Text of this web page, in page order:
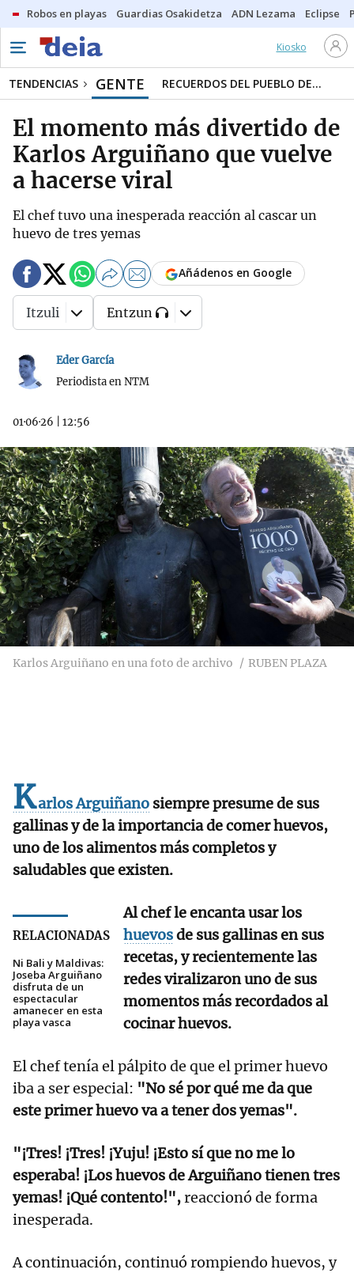
Robos en playas Guardias Osakidetza ADN Lezama Eclipse
Kiosko
TENDENCIAS GENTE RECUERDOS DEL PUEBLO DE...
El momento más divertido de
Karlos Arguiñano que vuelve
a hacerse viral
El chef tuvo una inesperada reacción al cascar un
huevo de tres yemas
Eder García
Periodista en NTM
01·06·26 12:56
Añádenos en Google
Itzuli Entzun
Karlos Arguiñano en una foto de archivo RUBEN PLAZA
Karlos Arguiñano siempre presume de sus
gallinas y de la importancia de comer huevos,
uno de los alimentos más completos y
saludables que existen.
RELACIONADAS
Ni Bali y Maldivas:
Joseba Arguiñano
disfruta de un
espectacular
amanecer en esta
playa vasca
Al chef le encanta usar los
huevosde sus gallinas en sus
recetas, y recientemente las
redes viralizaron uno de sus
momentos más recordados al
cocinar huevos.
El chef tenía el pálpito de que el primer huevo
iba a ser especial: "No sé por qué me da que
este primer huevo va a tener dos yemas".
"¡Tres! ¡Tres! ¡Yuju! ¡Esto sí que no me lo
esperaba! ¡Los huevos de Arguiñano tienen tres
yemas! ¡Qué contento!",reaccionó de forma
inesperada.
A continuación, continuó rompiendo huevos, y